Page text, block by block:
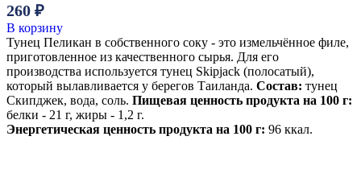
260 ₽
В корзину
Тунец Пеликан в собственного соку - это измельчённое филе,
приготовленное из качественного сырья. Для его
производства используется тунец Skipjack (полосатый),
который вылавливается у берегов Таиланда. Состав: тунец
Скипджек, вода, соль. Пищевая ценность продукта на 100 г:
белки - 21 г, жиры - 1,2 г.
Энергетическая ценность продукта на 100 г: 96 ккал.